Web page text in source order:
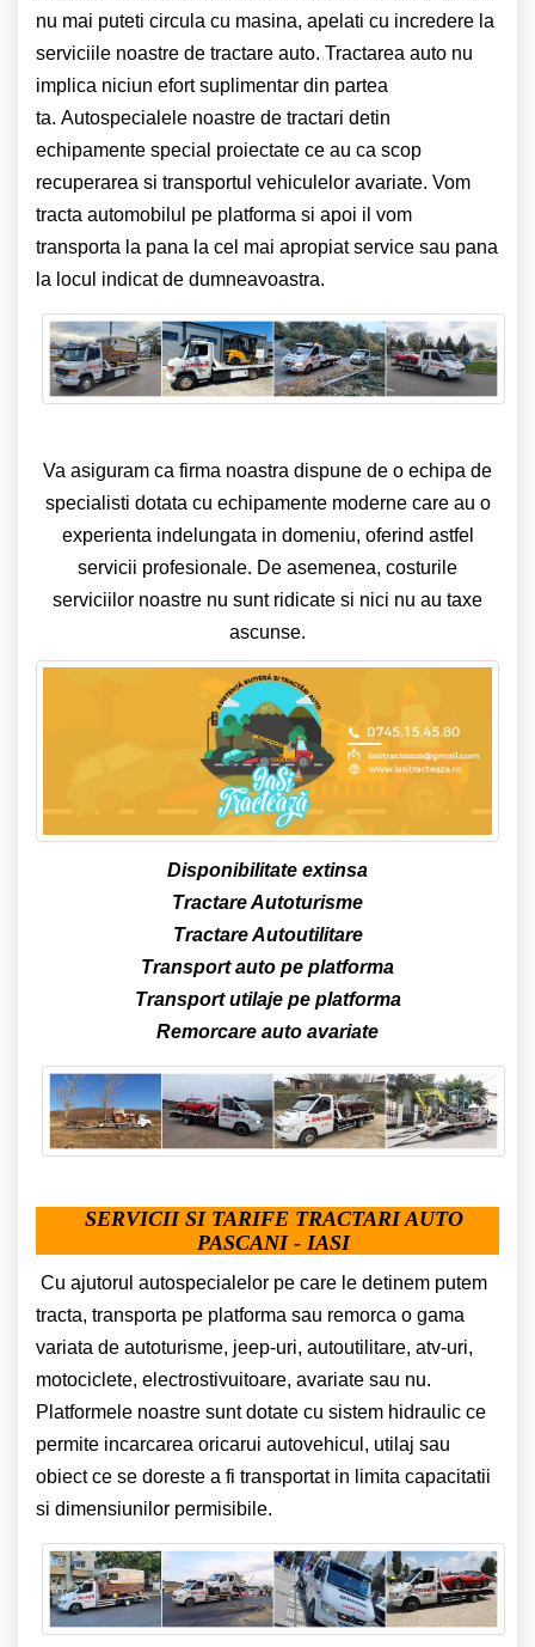
nu mai puteti circula cu masina, apelati cu incredere la
serviciile noastre de tractare auto. Tractarea auto nu
implica niciun efort suplimentar din partea
ta. Autospecialele noastre de tractari detin
echipamente special proiectate ce au ca scop
recuperarea si transportul vehiculelor avariate. Vom
tracta automobilul pe platforma si apoi il vom
transporta la pana la cel mai apropiat service sau pana
la locul indicat de dumneavoastra.
Va asiguram ca firma noastra dispune de o echipa de
specialisti dotata cu echipamente moderne care au o
experienta indelungata in domeniu, oferind astfel
servicii profesionale. De asemenea, costurile
serviciilor noastre nu sunt ridicate si nici nu au taxe
ascunse.
Disponibilitate extinsa
Tractare Autoturisme
Tractare Autoutilitare
Transport auto pe platforma
Transport utilaje pe platforma
Remorcare auto avariate
SERVICII SI TARIFE TRACTARI AUTO
PASCANI - IASI
Cu ajutorul autospecialelor pe care le detinem putem
tracta, transporta pe platforma sau remorca o gama
variata de autoturisme, jeep-uri, autoutilitare, atv-uri,
motociclete, electrostivuitoare, avariate sau nu.
Platformele noastre sunt dotate cu sistem hidraulic ce
permite incarcarea oricarui autovehicul, utilaj sau
obiect ce se doreste a fi transportat in limita capacitatii
si dimensiunilor permisibile.